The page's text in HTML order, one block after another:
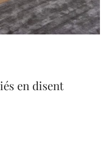
en disent